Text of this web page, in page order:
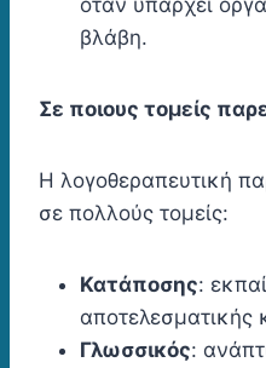
βλάβη.
Σε ποιους τομείς
Η λογοθεραπευτική
σε πολλούς τομείς:
Κατάποσης:
αποτελεσματικής
Γλωσσικός: